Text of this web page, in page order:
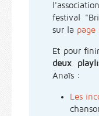
festival
sur la page
Et pour
deux
Anaïs :
Les